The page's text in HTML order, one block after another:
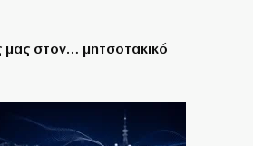
μας στον… μητσοτακικό
Ουκρανία και ουκρανική